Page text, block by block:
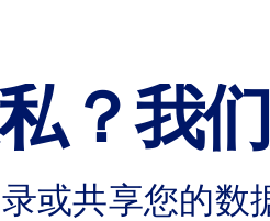
？我
或共享您的数